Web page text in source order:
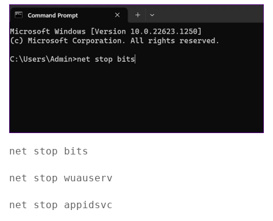
net stop bits
net stop wuauserv
net stop appidsvc